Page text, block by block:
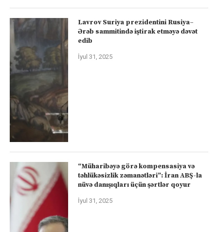
Lavrov Suriya prezidentini Rusiya–
Ərəb sammitində iştirak etməyə dəvət
edib
İyul 31, 2025
“Müharibəyə görə kompensasiya və
təhlükəsizlik zəmanətləri”: İran ABŞ-la
nüvə danışıqları üçün şərtlər qoyur
İyul 31, 2025